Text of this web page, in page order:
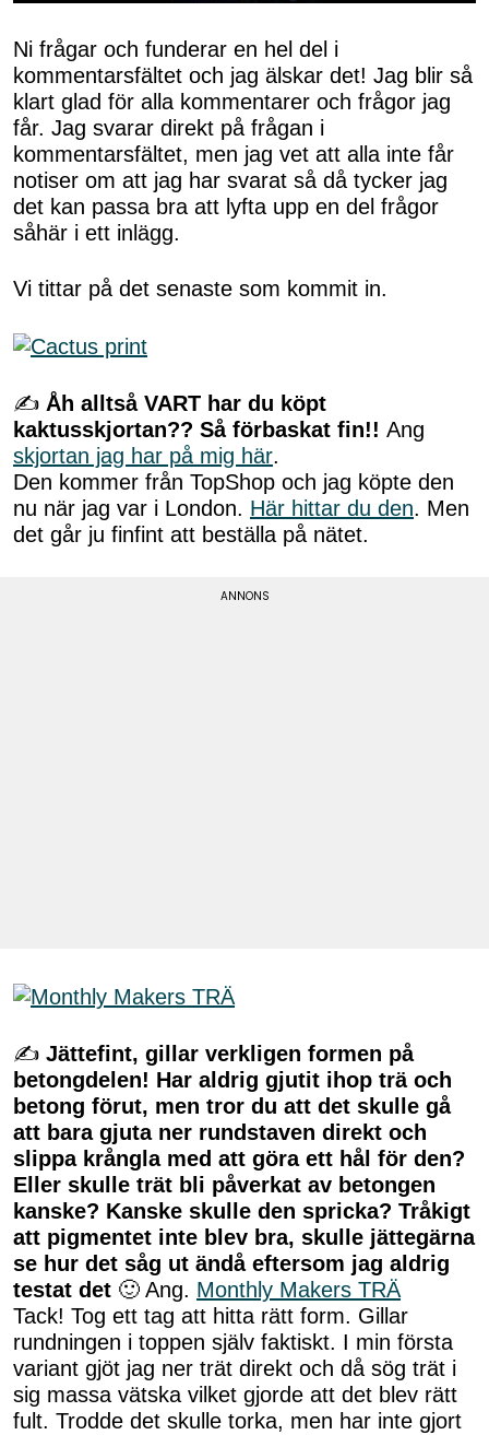
of
50
seconds
Ni frågar och funderar en hel del i
kommentarsfältet och jag älskar det! Jag blir så
klart glad för alla kommentarer och frågor jag
får. Jag svarar direkt på frågan i
kommentarsfältet, men jag vet att alla inte får
notiser om att jag har svarat så då tycker jag
det kan passa bra att lyfta upp en del frågor
såhär i ett inlägg.
Vi tittar på det senaste som kommit in.
✍ Åh alltså VART har du köpt
kaktusskjortan?? Så förbaskat fin!! Ang
skjortan jag har på mig här.
Den kommer från TopShop och jag köpte den
nu när jag var i London. Här hittar du den. Men
det går ju finfint att beställa på nätet.
✍ Jättefint, gillar verkligen formen på
betongdelen! Har aldrig gjutit ihop trä och
betong förut, men tror du att det skulle gå
att bara gjuta ner rundstaven direkt och
slippa krångla med att göra ett hål för den?
Eller skulle trät bli påverkat av betongen
kanske? Kanske skulle den spricka? Tråkigt
att pigmentet inte blev bra, skulle jättegärna
se hur det såg ut ändå eftersom jag aldrig
testat det 🙂 Ang. Monthly Makers TRÄ
Tack! Tog ett tag att hitta rätt form. Gillar
rundningen i toppen själv faktiskt. I min första
variant gjöt jag ner trät direkt och då sög trät i
sig massa vätska vilket gjorde att det blev rätt
fult. Trodde det skulle torka, men har inte gjort